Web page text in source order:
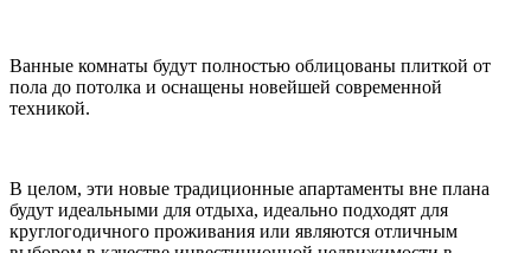
Ванные комнаты будут полностью облицованы плиткой от
пола до потолка и оснащены новейшей современной
техникой.
В целом, эти новые традиционные апартаменты вне плана
будут идеальными для отдыха, идеально подходят для
круглогодичного проживания или являются отличным